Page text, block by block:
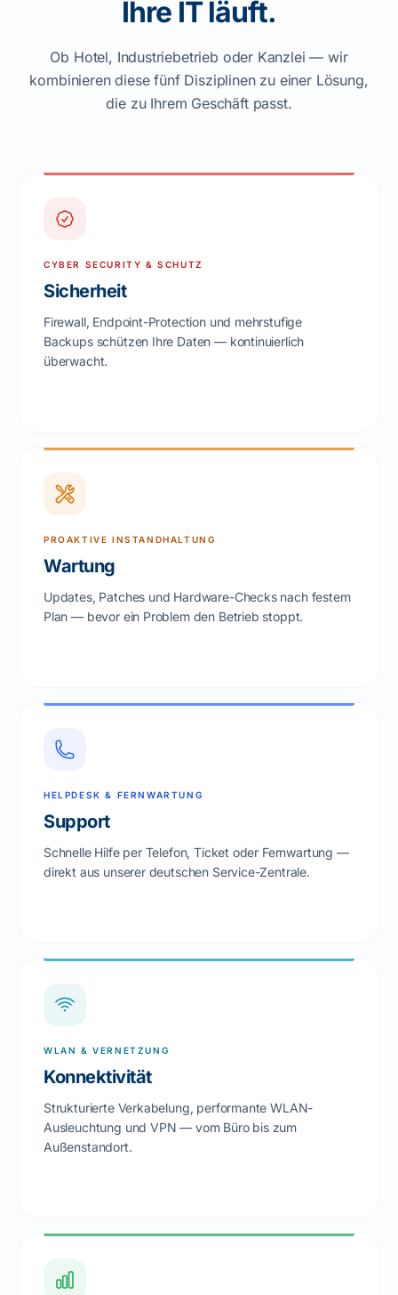
Ihre IT läuft.
Ob Hotel, Industriebetrieb oder Kanzlei — wir
kombinieren diese fünf Disziplinen zu einer Lösung,
die zu Ihrem Geschäft passt.
CYBER SECURITY & SCHUTZ
Sicherheit
Firewall, Endpoint-Protection und mehrstufige
Backups schützen Ihre Daten — kontinuierlich
überwacht.
PROAKTIVE INSTANDHALTUNG
Wartung
Updates, Patches und Hardware-Checks nach festem
Plan — bevor ein Problem den Betrieb stoppt.
HELPDESK & FERNWARTUNG
Support
Schnelle Hilfe per Telefon, Ticket oder Fernwartung —
direkt aus unserer deutschen Service-Zentrale.
WLAN & VERNETZUNG
Konnektivität
Strukturierte Verkabelung, performante WLAN-
Ausleuchtung und VPN — vom Büro bis zum
Außenstandort.